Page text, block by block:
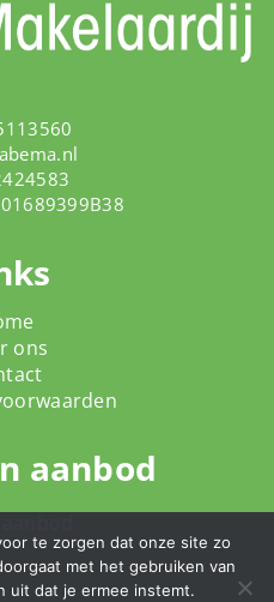
ons
aanbod
te zorgen dat onze site zo
met het gebruiken van
uit dat je ermee instemt.